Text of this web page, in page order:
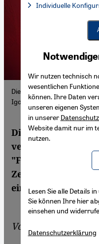
Die syrisch-britische
Igorstudio
Die Syrerin und
verarbeitet auf
"Finding Home“
Zerstörung und
einen Ort jenseits
Von
Wir nutzen technisch
wesentlichen
können. Ihre Daten
unseren eigenen
in unserer
Website damit nur im
nutzen.
Facebook Embed /
Facebook Embed /
Google Maps
Individuelle
Lesen Sie alle Details
Sie können Ihre hier
einsehen und
Datenschutzerklärung